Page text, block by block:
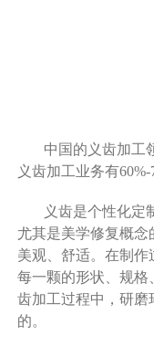
中国的义齿加工
义齿加工业务有60%-
义齿是个性化定
尤其是美学修复概
美观、舒适。在制作
每一颗的形状、规格
齿加工过程中，研
的。